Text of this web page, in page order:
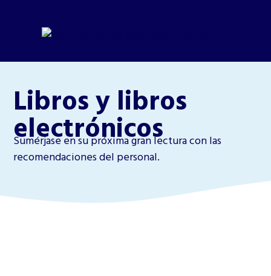
Libros y libros
electrónicos
Sumérjase en su próxima gran lectura con las
recomendaciones del personal.